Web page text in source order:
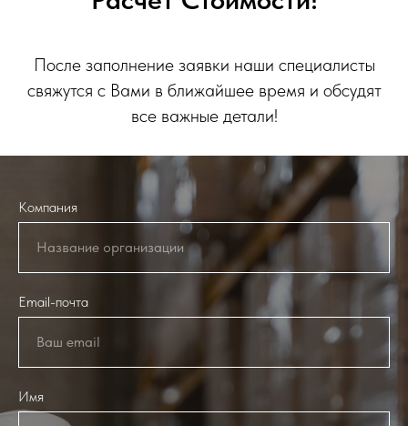
После заполнение заявки наши специалисты
свяжутся с Вами в ближайшее время и обсудят
все важные детали!
Компания
Название организации
Email-почта
Ваш email
Имя